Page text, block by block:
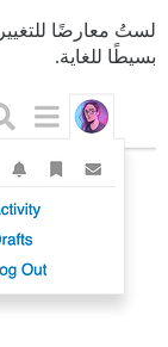
لستُ معارضًا
بسيطًا للغاية.